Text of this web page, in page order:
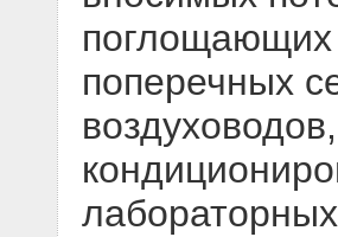
поглощающих
поперечных